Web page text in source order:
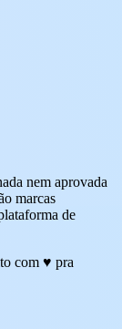
nem aprovada
marcas
de
com ♥ pra